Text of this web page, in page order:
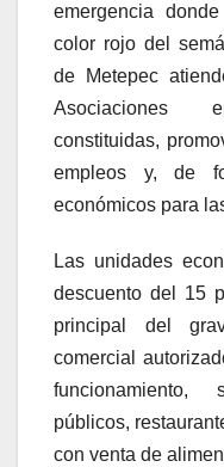
emergencia
color rojo del
de Metepec
Asociaciones
constituidas,
empleos y, de
económicos para
Las unidades
descuento del 15
principal del
comercial
funcionamiento,
públicos,
con venta de